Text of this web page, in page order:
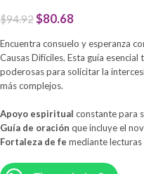
$94.92$80.68
Encuentra consuelo y esperanza
Causas Difíciles. Esta guía
poderosas para solicitar la
más complejos.
Apoyo espiritual constante para
Guía de oración que incluye el
Fortaleza de fe mediante